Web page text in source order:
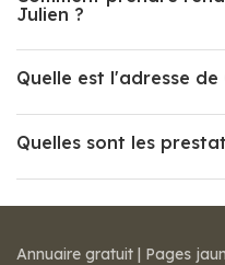
Julien ?
Quelle est l'adresse de
Quelles sont les
Annuaire gratuit | Pages